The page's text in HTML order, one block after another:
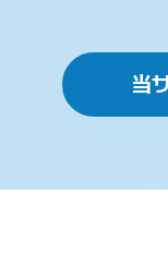
当